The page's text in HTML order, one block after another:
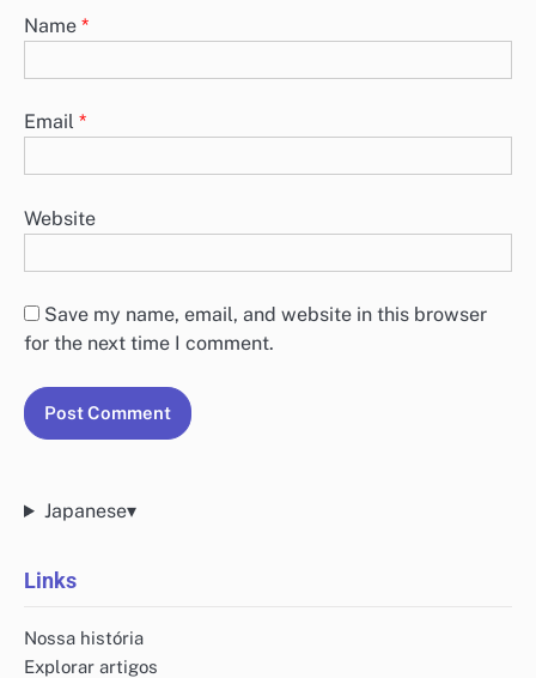
Name *
Email *
Website
Save my name, email, and website in this browser
for the next time I comment.
Japanese▾
Links
Nossa história
Explorar artigos